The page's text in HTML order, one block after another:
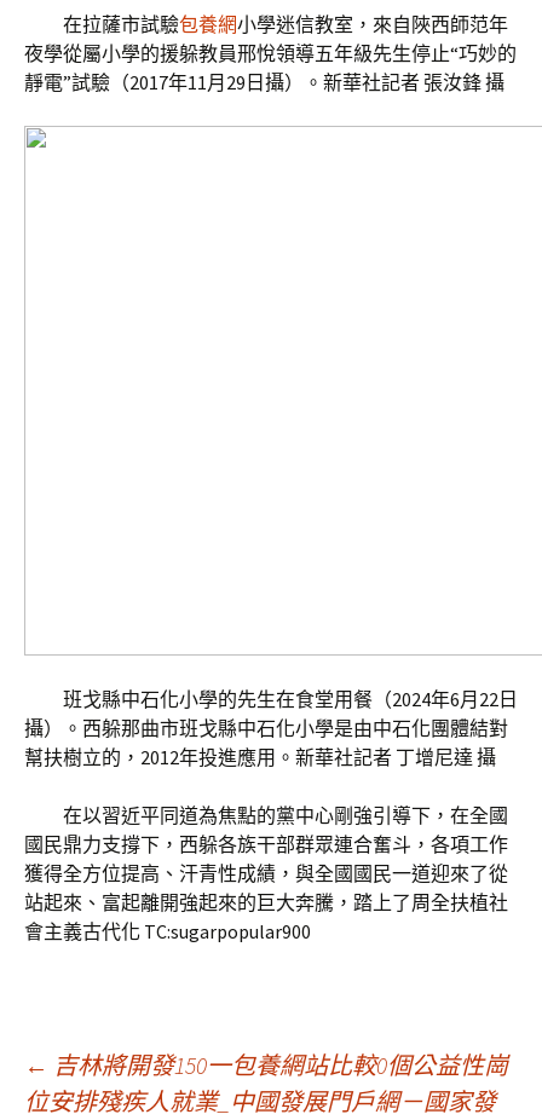
在拉薩市試驗包養網小學迷信教室，來自陜西師范年
夜學從屬小學的援躲教員邢悅領導五年級先生停止“巧妙的
靜電”試驗（2017年11月29日攝）。新華社記者 張汝鋒 攝
班戈縣中石化小學的先生在食堂用餐（2024年6月22日
攝）。西躲那曲市班戈縣中石化小學是由中石化團體結對
幫扶樹立的，2012年投進應用。新華社記者 丁增尼達 攝
在以習近平同道為焦點的黨中心剛強引導下，在全國
國民鼎力支撐下，西躲各族干部群眾連合奮斗，各項工作
獲得全方位提高、汗青性成績，與全國國民一道迎來了從
站起來、富起離開強起來的巨大奔騰，踏上了周全扶植社
會主義古代化 TC:sugarpopular900
文
← 吉林將開發150一包養網站比較0個公益性崗
位安排殘疾人就業_中國發展門戶網－國家發